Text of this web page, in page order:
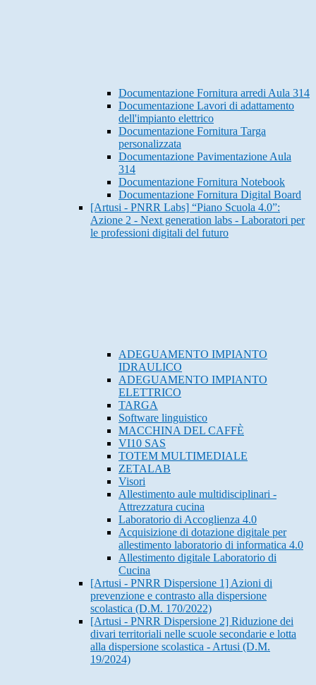
Documentazione Fornitura arredi Aula 314
Documentazione Lavori di adattamento
dell'impianto elettrico
Documentazione Fornitura Targa
personalizzata
Documentazione Pavimentazione Aula
314
Documentazione Fornitura Notebook
Documentazione Fornitura Digital Board
[Artusi - PNRR Labs] “Piano Scuola 4.0”:
Azione 2 - Next generation labs - Laboratori per
le professioni digitali del futuro
ADEGUAMENTO IMPIANTO
IDRAULICO
ADEGUAMENTO IMPIANTO
ELETTRICO
TARGA
Software linguistico
MACCHINA DEL CAFFÈ
VI10 SAS
TOTEM MULTIMEDIALE
ZETALAB
Visori
Allestimento aule multidisciplinari -
Attrezzatura cucina
Laboratorio di Accoglienza 4.0
Acquisizione di dotazione digitale per
allestimento laboratorio di informatica 4.0
Allestimento digitale Laboratorio di
Cucina
[Artusi - PNRR Dispersione 1] Azioni di
prevenzione e contrasto alla dispersione
scolastica (D.M. 170/2022)
[Artusi - PNRR Dispersione 2] Riduzione dei
divari territoriali nelle scuole secondarie e lotta
alla dispersione scolastica - Artusi (D.M.
19/2024)